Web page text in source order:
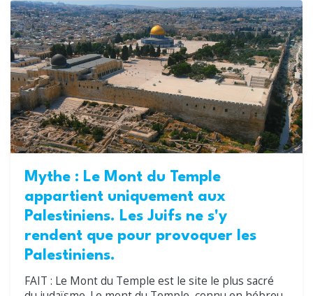
Mythe : Le Mont du Temple
appartient uniquement aux
Palestiniens. Les Juifs ne s'y
rendent que pour provoquer les
Palestiniens.
FAIT : Le Mont du Temple est le site le plus sacré